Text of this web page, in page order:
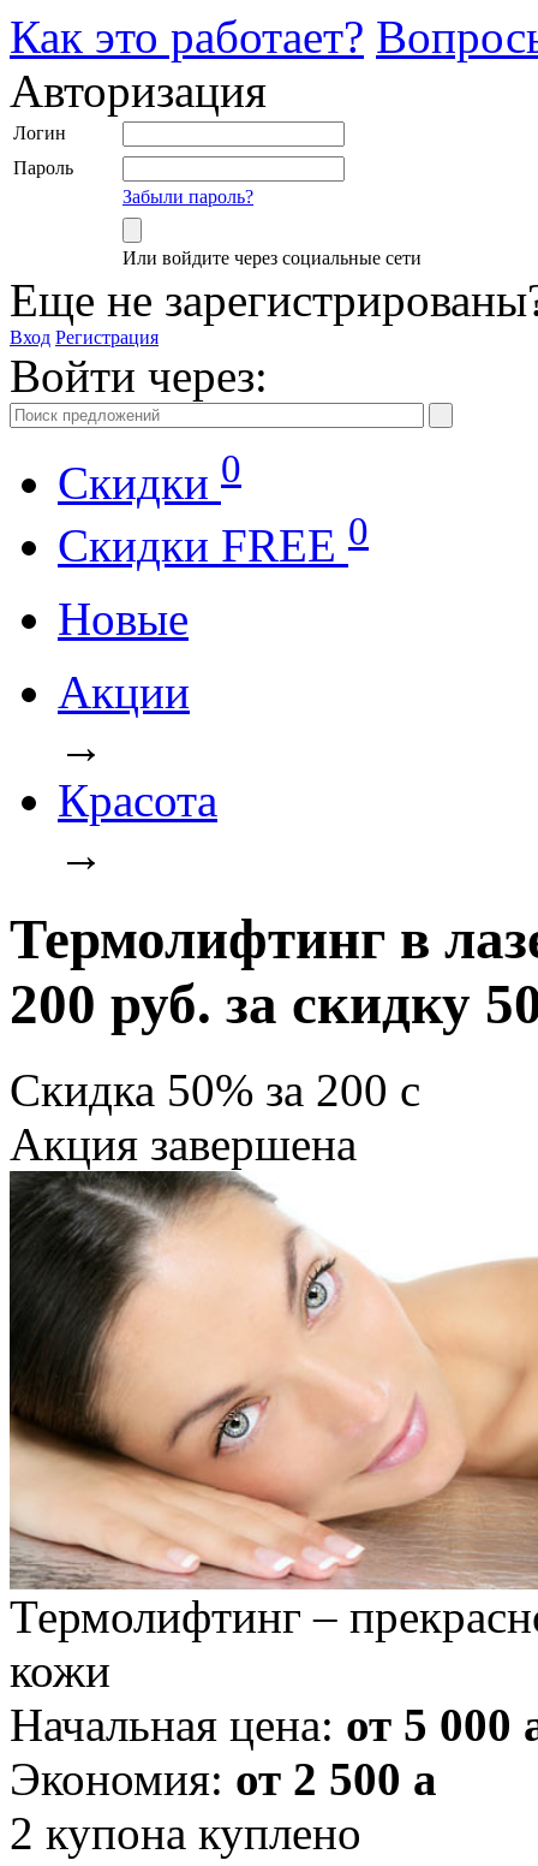
Как это работает?
Авторизация
Логин
Пароль
Забыли пароль?
Или войдите через социальные сети
Еще не
Вход Регистрация
Войти через:
Скидки 0
Cкидки FREE 0
Новые
Акции
→
Красота
→
Термолифтинг в
200 руб. за скидку
Скидка 50% за 200 c
Акция завершена
Термолифтинг –
кожи
Начальная цена: от 5 000
Экономия: от 2 500 a
2 купона куплено